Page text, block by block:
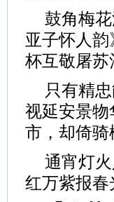
鼓角梅
亚子怀人
杯互敬屠苏
只有精
视延安景
市，却倚
通宵灯
红万紫报春